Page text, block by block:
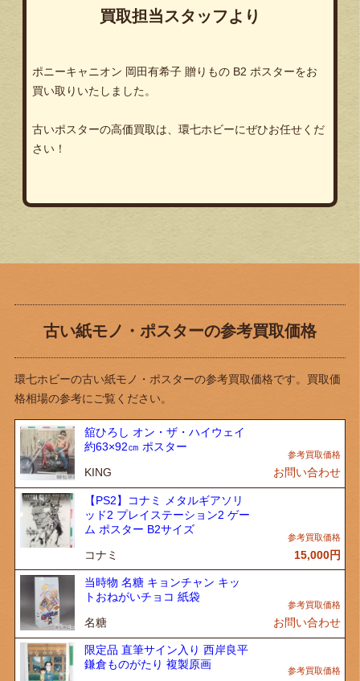
買取担当スタッフより
ポニーキャニオン 岡田有希子 贈りもの B2 ポスターをお
買い取りいたしました。
古いポスターの高価買取は、環七ホビーにぜひお任せくだ
さい！
古い紙モノ・ポスターの参考買取価格
環七ホビーの古い紙モノ・ポスターの参考買取価格です。買取価
格相場の参考にご覧ください。
舘ひろし オン・ザ・ハイウェイ
約63×92㎝ ポスター
KING お問い合わせ
【PS2】コナミ メタルギアソリ
ッド2 プレイステーション2 ゲー
ム ポスター B2サイズ
コナミ 15,000円
当時物 名糖 キョンチャン キッ
トおねがいチョコ 紙袋
名糖 お問い合わせ
限定品 直筆サイン入り 西岸良平
鎌倉ものがたり 複製原画